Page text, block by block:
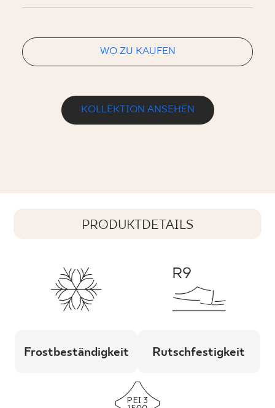
WO ZU KAUFEN
KOLLEKTION ANSEHEN
PRODUKTDETAILS
Frostbeständigkeit Rutschfestigkeit